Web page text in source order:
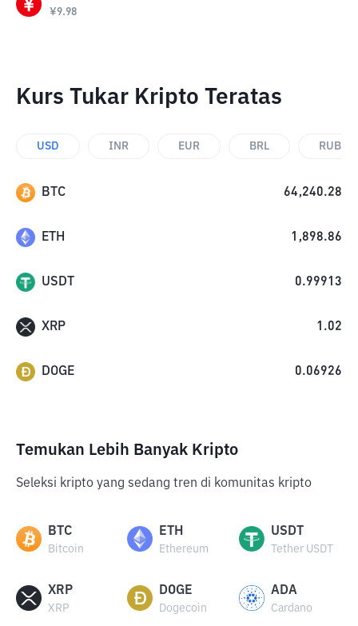
¥9.98
Kurs Tukar Kripto Teratas
USD INR EUR BRL RUB
BTC 64,240.28
ETH 1,898.86
USDT 0.99913
XRP 1.02
DOGE 0.06926
Temukan Lebih Banyak Kripto
Seleksi kripto yang sedang tren di komunitas kripto
BTC
Bitcoin
ETH
Ethereum
USDT
Tether USDT
XRP
XRP
DOGE
Dogecoin
ADA
Cardano